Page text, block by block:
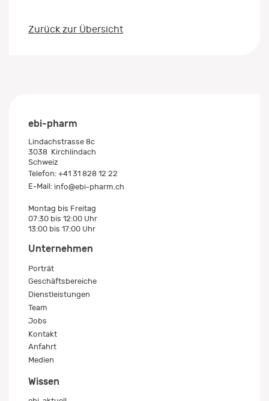
Zurück zur Übersicht
ebi-pharm
Lindachstrasse 8c
3038 Kirchlindach
Schweiz
Telefon: +41 31 828 12 22
E-Mail: info@ebi-pharm.ch
Montag bis Freitag
07:30 bis 12:00 Uhr
13:00 bis 17:00 Uhr
Unternehmen
Porträt
Geschäftsbereiche
Dienstleistungen
Team
Jobs
Kontakt
Anfahrt
Medien
Wissen